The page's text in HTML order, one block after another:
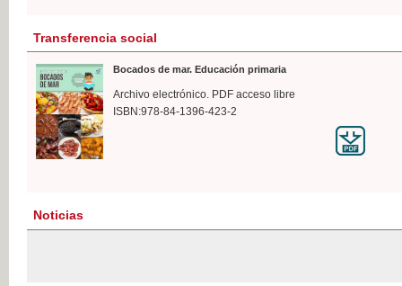
Transferencia social
Bocados de mar. Educación primaria
Archivo electrónico. PDF acceso libre
ISBN:978-84-1396-423-2
Noticias